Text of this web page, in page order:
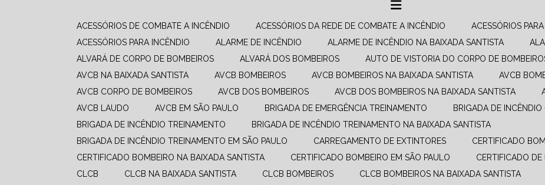
ACESSÓRIOS DE COMBATE A INCÊNDIO ACESSÓRIOS DA REDE DE COMBATE A INCÊNDIO​
ACESSÓRIOS
ACESSÓRIOS PARA INCÊNDIO
ALARME DE INCÊNDIO ALARME DE INCÊNDIO NA BAIXADA SANTISTA
ALVARÁ DE CORPO DE BOMBEIROS
ALVARÁ DOS BOMBEIROS AUTO DE VISTORIA DO CORPO DE
AVCB NA BAIXADA SANTISTA
AVCB BOMBEIROS AVCB BOMBEIROS NA BAIXADA SANTISTA
AVCB
AVCB CORPO DE BOMBEIROS
AVCB DOS BOMBEIROS AVCB DOS BOMBEIROS NA BAIXADA SANTISTA
AVCB LAUDO
AVCB EM SÃO PAULO BRIGADA DE EMERGÊNCIA TREINAMENTO
BRIGADA DE
BRIGADA DE INCÊNDIO TREINAMENTO
BRIGADA DE INCÊNDIO TREINAMENTO NA BAIXADA SANTISTA
BRIGADA DE INCÊNDIO TREINAMENTO EM SÃO PAULO
CARREGAMENTO DE EXTINTORES
CERTIFICADO
CERTIFICADO BOMBEIRO NA BAIXADA SANTISTA
CERTIFICADO BOMBEIRO EM SÃO PAULO
CERTIFICADO
CLCB
CLCB NA BAIXADA SANTISTA CLCB BOMBEIROS CLCB BOMBEIROS NA BAIXADA SANTISTA